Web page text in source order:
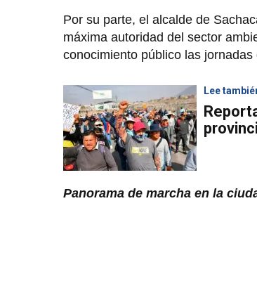
Por su parte, el alcalde de
máxima autoridad del sector
conocimiento público las
Lee
Panorama de marcha en la